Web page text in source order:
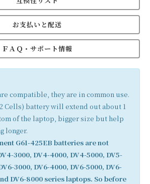
お支払いと配送
ＦＡＱ・サポート情報
are compatible, they are in common use.
Cells) battery will extend out about 1
of the laptop, bigger size but help
longer.
G61-425EB batteries are not
3000, DV4-4000, DV4-5000, DV5-
3000, DV6-4000, DV6-5000, DV6-
DV6-8000 series laptops. So before